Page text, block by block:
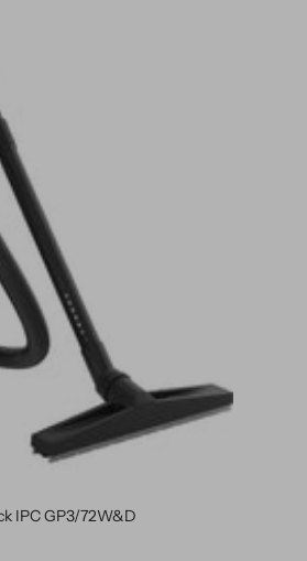
IPC GP3/72W&D